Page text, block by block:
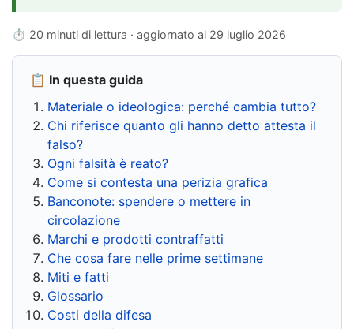
⏱ 20 minuti di lettura · aggiornato al 29 luglio 2026
📋 In questa guida
Materiale o ideologica: perché cambia tutto?
Chi riferisce quanto gli hanno detto attesta il
falso?
Ogni falsità è reato?
Come si contesta una perizia grafica
Banconote: spendere o mettere in
circolazione
Marchi e prodotti contraffatti
Che cosa fare nelle prime settimane
Miti e fatti
Glossario
Costi della difesa